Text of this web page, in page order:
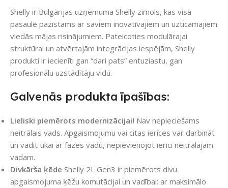
Shelly ir Bulgārijas uzņēmuma Shelly zīmols, kas visā
pasaulē pazīstams ar saviem inovatīvajiem un uzticamajiem
viedās mājas risinājumiem. Pateicoties modulārajai
struktūrai un atvērtajām integrācijas iespējām, Shelly
produkti ir iecienīti gan “dari pats” entuziastu, gan
profesionālu uzstādītāju vidū.
Galvenās produkta īpašības:
Lieliski piemērots modernizācijai! Nav nepieciešams
neitrālais vads. Apgaismojumu vai citas ierīces var darbināt
un vadīt tikai ar fāzes vadu, nepievienojot ierīci neitrālajam
vadam.
Divkārša ķēde Shelly 2L Gen3 ir piemērots divu
apgaismojuma ķēžu komutācijai un vadībai: ar maksimālo